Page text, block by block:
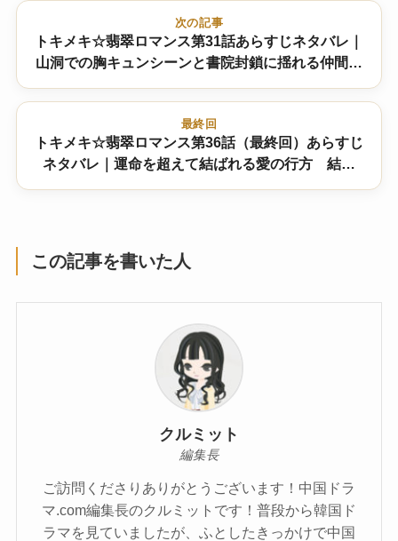
次の記事
トキメキ☆翡翠ロマンス第31話あらすじネタバレ｜
山洞での胸キュンシーンと書院封鎖に揺れる仲間た
最終回
トキメキ☆翡翠ロマンス第36話（最終回）あらすじ
ネタバレ｜運命を超えて結ばれる愛の行方 結末
この記事を書いた人
クルミット
編集長
ご訪問くださりありがとうございます！中国ドラ
マ.com編集長のクルミットです！普段から韓国ド
ラマを見ていましたが、ふとしたきっかけで中国